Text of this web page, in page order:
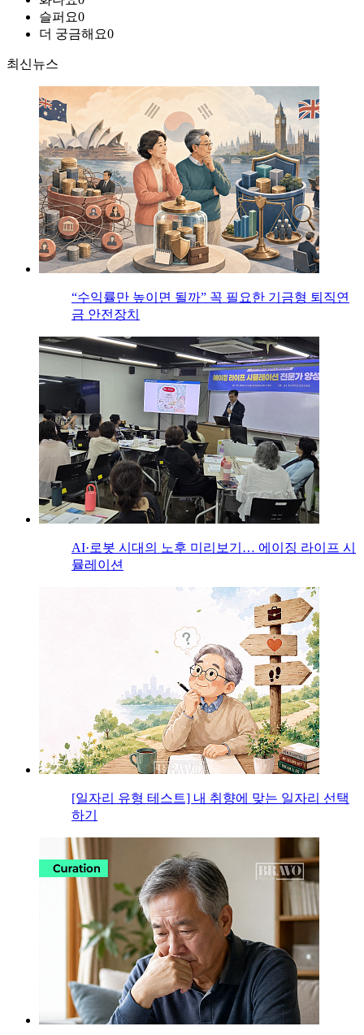
슬퍼요0
더 궁금해요0
최신뉴스
“수익률만 높이면 될까” 꼭 필요한 기금형 퇴직연
금 안전장치
AI·로봇 시대의 노후 미리보기… 에이징 라이프 시
뮬레이션
[일자리 유형 테스트] 내 취향에 맞는 일자리 선택
하기